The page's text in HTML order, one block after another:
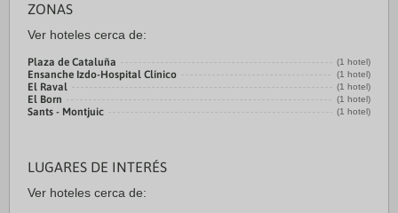
ZONAS
Ver hoteles cerca de:
Plaza de Cataluña (1 hotel)
Ensanche Izdo-Hospital Clínico (1 hotel)
El Raval (1 hotel)
El Born (1 hotel)
Sants - Montjuic (1 hotel)
LUGARES DE INTERÉS
Ver hoteles cerca de: